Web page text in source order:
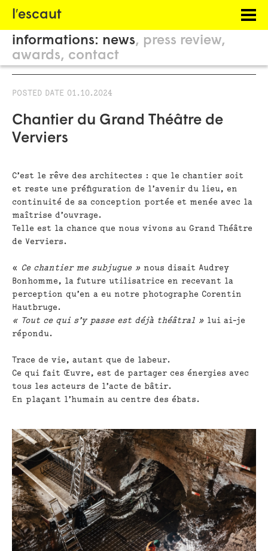
l′escaut
PHILOSOPHY
INFORMATION
informations: news
press review
awards
contact
POSTED DATE 01.10.2024
Chantier du Grand Théâtre de
Verviers
C’est le rêve des architectes : que le chantier soit
et reste une préfiguration de l’avenir du lieu, en
continuité de sa conception portée et menée avec la
maîtrise d’ouvrage.
Telle est la chance que nous vivons au Grand Théâtre
de Verviers.
« Ce chantier me subjugue » nous disait Audrey
Bonhomme, la future utilisatrice en recevant la
perception qu’en a eu notre photographe Corentin
Hautbruge.
« Tout ce qui s’y passe est déjà théâtral » lui ai-je
répondu.
Trace de vie, autant que de labeur.
Ce qui fait Œuvre, est de partager ces énergies avec
tous les acteurs de l’acte de bâtir.
En plaçant l’humain au centre des ébats.